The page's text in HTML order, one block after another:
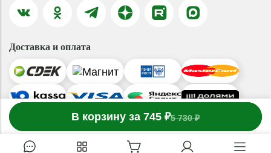
В корзину за 745 ₽5 730 ₽
1 товар в корзине
Доставка и оплата
© 2019-2026 ООО «ГАРДЕНМАРТ24»